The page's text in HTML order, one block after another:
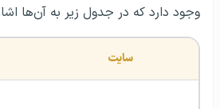
وجود دارد که در جدول زیر به آن‌ها
سایت